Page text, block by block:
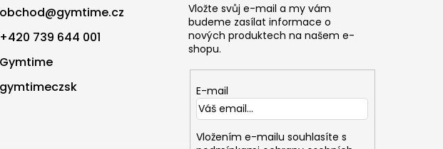
obchod@gymtime.cz
+420 739 644 001
Gymtime
gymtimeczsk
Vložte svůj e-mail a my vám
budeme zasílat informace o
nových produktech na našem e-
shopu.
E-mail
Vložením e-mailu souhlasíte s